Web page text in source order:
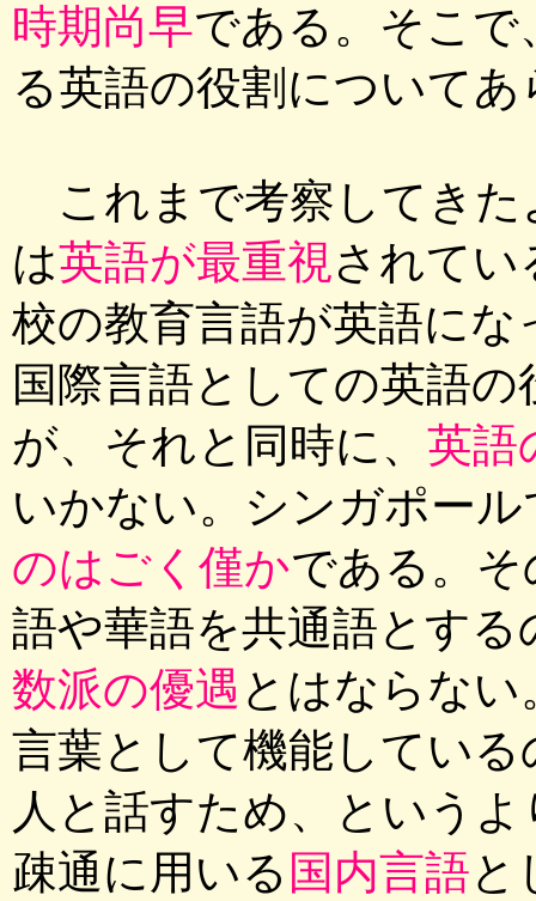
時期尚早である。そこ
る英語の役割について
これまで考察してきた
は英語が最重視されてい
校の教育言語が英語に
国際言語としての英語
が、それと同時に、 英語
いかない。シンガポー
のはごく僅かである。
語や華語を共通語とする
数派の優遇 とはならな
言葉として機能してい
人と話すため、という
疎通に用いる 国内言語と